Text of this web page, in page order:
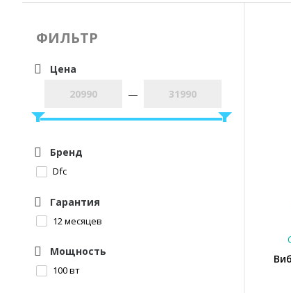
ФИЛЬТР
Цена
—
Бренд
Dfc
Гарантия
12 месяцев
Мощность
100 вт